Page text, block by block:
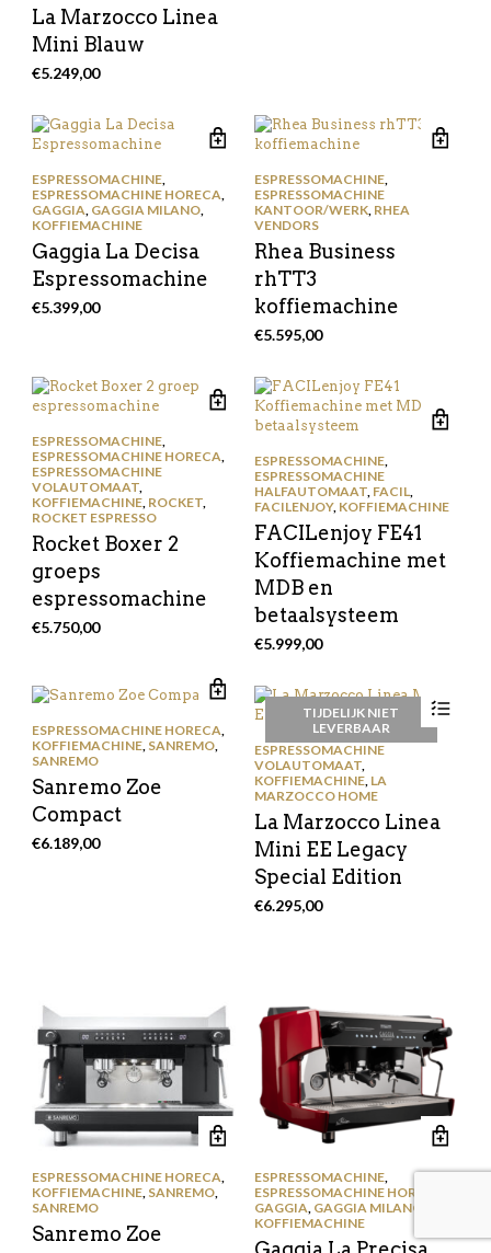
La Marzocco Linea
Mini Blauw
€5.249,00
ESPRESSOMACHINE,
ESPRESSOMACHINE HORECA
GAGGIA GAGGIA MILANO,
KOFFIEMACHINE
Gaggia La Decisa
Espressomachine
€5.399,00
ESPRESSOMACHINE,
ESPRESSOMACHINE
KANTOOR/WERK, RHEA
VENDORS
Rhea Business
rhTT3
koffiemachine
€5.595,00
ESPRESSOMACHINE,
ESPRESSOMACHINE HORECA
ESPRESSOMACHINE
VOLAUTOMAAT,
KOFFIEMACHINE, ROCKET,
ROCKET ESPRESSO
Rocket Boxer 2
groeps
espressomachine
€5.750,00
ESPRESSOMACHINE,
ESPRESSOMACHINE
HALFAUTOMAAT, FACIL,
FACILENJOY, KOFFIEMACHINE
FACILenjoy FE41
Koffiemachine met
MDB en
betaalsysteem
€5.999,00
ESPRESSOMACHINE HORECA
KOFFIEMACHINE, SANREMO,
SANREMO
Sanremo Zoe
Compact
€6.189,00
TIJDELIJK NIET
LEVERBAAR
ESPRESSOMACHINE
VOLAUTOMAAT,
KOFFIEMACHINE, LA
MARZOCCO HOME
La Marzocco Linea
Mini EE Legacy
Special Edition
€6.295,00
ESPRESSOMACHINE HORECA
KOFFIEMACHINE, SANREMO,
SANREMO
Sanremo Zoe
ESPRESSOMACHINE,
ESPRESSOMACHINE HORECA
GAGGIA GAGGIA MILANO
KOFFIEMACHINE